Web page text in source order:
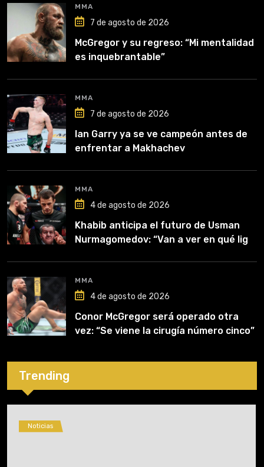
MMA
7 de agosto de 2026
McGregor y su regreso: “Mi mentalidad
es inquebrantable”
MMA
7 de agosto de 2026
Ian Garry ya se ve campeón antes de
enfrentar a Makhachev
MMA
4 de agosto de 2026
Khabib anticipa el futuro de Usman
Nurmagomedov: “Van a ver en qué liga
MMA
4 de agosto de 2026
Conor McGregor será operado otra
vez: “Se viene la cirugía número cinco”
Trending
Noticias